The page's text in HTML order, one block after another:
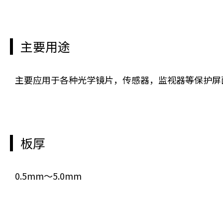
主要用途
主要应用于各种光学镜片，传感器，监视器等保护
板厚
0.5mm～5.0mm